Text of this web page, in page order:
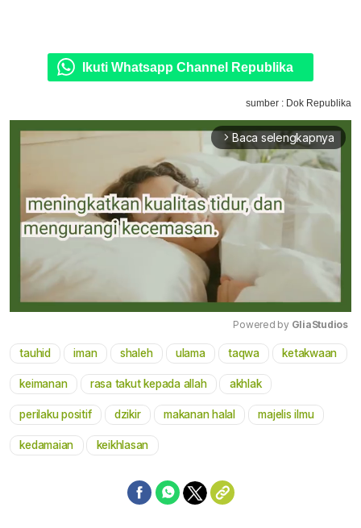
Ikuti Whatsapp Channel Republika
sumber : Dok Republika
arrow_forward_ios Baca selengkapnya
Mute
Powered by GliaStudios
tauhid iman shaleh ulama taqwa ketakwaan
keimanan rasa takut kepada allah akhlak
perilaku positif dzikir makanan halal majelis ilmu
kedamaian keikhlasan